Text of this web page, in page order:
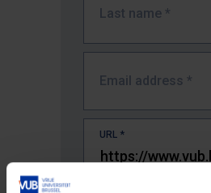
Last name *
Email address *
URL *
The full URL of the page